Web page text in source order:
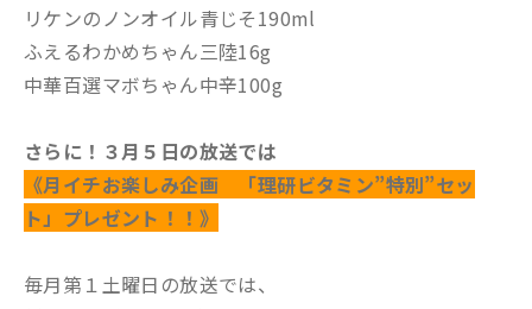
リケンのノンオイル青じそ190ml
ふえるわかめちゃん三陸16g
中華百選マボちゃん中辛100g
さらに！３月５日の放送では
《月イチお楽しみ企画 「理研ビタミン”特別”セッ
ト」プレゼント！！》
毎月第１土曜日の放送では、